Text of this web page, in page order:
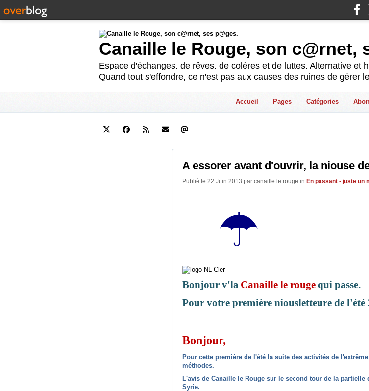
Canaille le Rouge, son c@rnet,
Espace d'échanges, de rêves, de colères et de luttes. Alternative et
Quand tout s'effondre, ce n'est pas aux causes des ruines de gérer
Accueil Pages Catégories
A essorer avant d'ouvrir, la niouse
Publié le 22 Juin 2013 par canaille le rouge in En passant - juste un
☂
Bonjour v'la Canaille le rougequi passe.
Pour votre première niousletteure de l'été
Bonjour,
Pour cette première de l'été la suite des activités de
méthodes.
L'avis de Canaille le Rouge sur le second tour de la partielle
Syrie.